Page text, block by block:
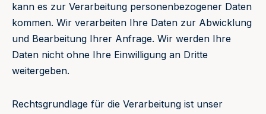
kann es zur Verarbeitung personenbezogener Daten
kommen. Wir verarbeiten Ihre Daten zur Abwicklung
und Bearbeitung Ihrer Anfrage. Wir werden Ihre
Daten nicht ohne Ihre Einwilligung an Dritte
weitergeben.
Rechtsgrundlage für die Verarbeitung ist unser